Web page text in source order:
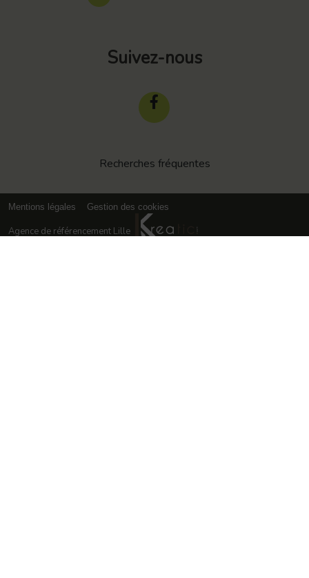
Suivez-nous
Recherches fréquentes
Mentions légales Gestion des cookies
Agence de référencement Lille